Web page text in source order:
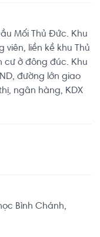
Mối Thủ Đức. Khu
viên, liền kề khu Thủ
cư ở đông đúc. Khu
đường lớn giao
ngân hàng, KDX
Bình Chánh,